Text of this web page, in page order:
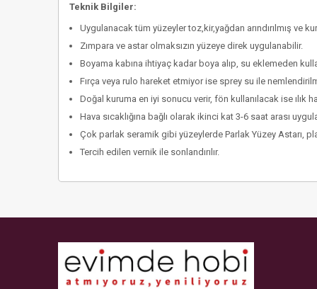
Teknik Bilgiler:
Uygulanacak tüm yüzeyler toz,kir,yağdan arındırılmış ve
Zımpara ve astar olmaksızın yüzeye direk uygulanabilir.
Boyama kabına ihtiyaç kadar boya alıp, su eklemeden
Fırça veya rulo hareket etmiyor ise sprey su ile
Doğal kuruma en iyi sonucu verir, fön kullanılacak ise ılık
Hava sıcaklığına bağlı olarak ikinci kat 3-6 saat arası
Çok parlak seramik gibi yüzeylerde Parlak Yüzey Astarı,
Tercih edilen vernik ile sonlandırılır.